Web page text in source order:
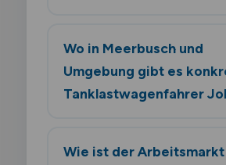
Wo in Meerbusch und
Umgebung gibt es
Tanklastwagenfahrer
Wie ist der